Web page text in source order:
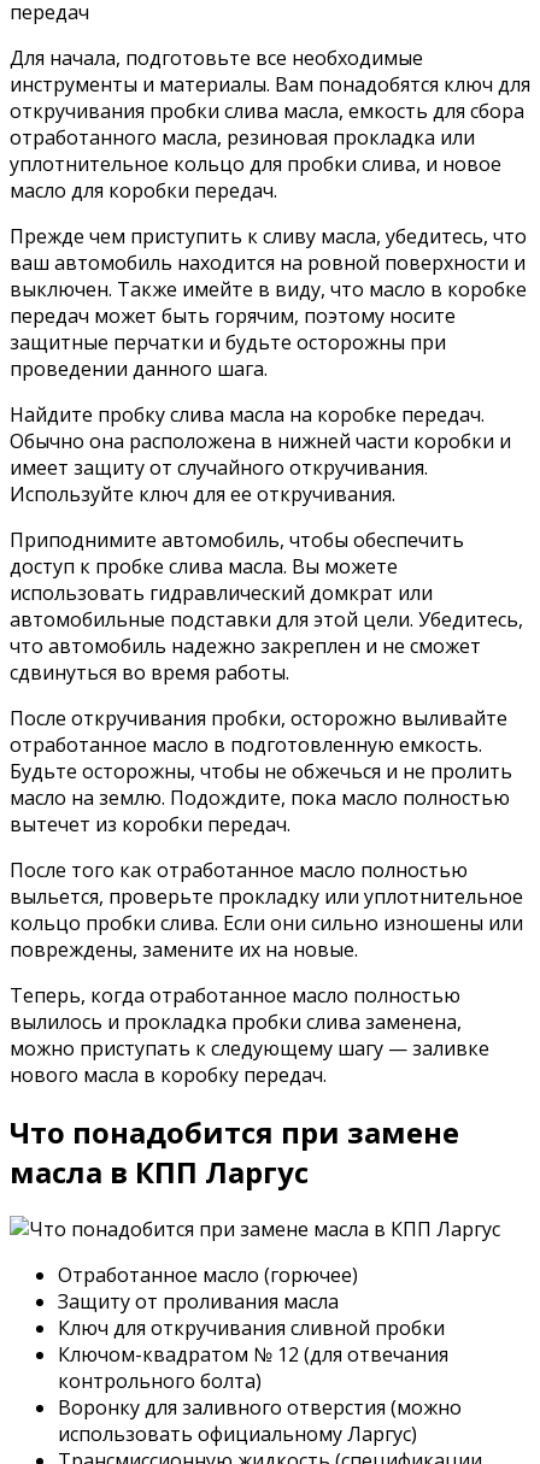
Для начала, подготовьте все необходимые
инструменты и материалы. Вам понадобятся ключ для
откручивания пробки слива масла, емкость для сбора
отработанного масла, резиновая прокладка или
уплотнительное кольцо для пробки слива, и новое
масло для коробки передач.
Прежде чем приступить к сливу масла, убедитесь, что
ваш автомобиль находится на ровной поверхности и
выключен. Также имейте в виду, что масло в коробке
передач может быть горячим, поэтому носите
защитные перчатки и будьте осторожны при
проведении данного шага.
Найдите пробку слива масла на коробке передач.
Обычно она расположена в нижней части коробки и
имеет защиту от случайного откручивания.
Используйте ключ для ее откручивания.
Приподнимите автомобиль, чтобы обеспечить
доступ к пробке слива масла. Вы можете
использовать гидравлический домкрат или
автомобильные подставки для этой цели. Убедитесь,
что автомобиль надежно закреплен и не сможет
сдвинуться во время работы.
После откручивания пробки, осторожно выливайте
отработанное масло в подготовленную емкость.
Будьте осторожны, чтобы не обжечься и не пролить
масло на землю. Подождите, пока масло полностью
вытечет из коробки передач.
После того как отработанное масло полностью
выльется, проверьте прокладку или уплотнительное
кольцо пробки слива. Если они сильно изношены или
повреждены, замените их на новые.
Теперь, когда отработанное масло полностью
вылилось и прокладка пробки слива заменена,
можно приступать к следующему шагу — заливке
нового масла в коробку передач.
Что понадобится при замене
масла в КПП Ларгус
Отработанное масло (горючее)
Защиту от проливания масла
Ключ для откручивания сливной пробки
Ключом-квадратом № 12 (для отвечания
контрольного болта)
Воронку для заливного отверстия (можно
использовать официальному Ларгус)